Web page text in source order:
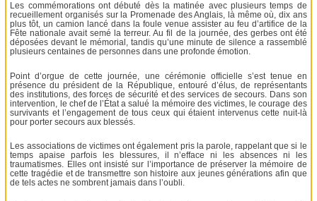
Les commémorations ont débuté dès la matinée avec plusieurs temps de
recueillement organisés sur la Promenade des Anglais, là même où, dix ans
plus tôt, un camion lancé dans la foule venue assister au feu d’artifice de la
Fête nationale avait semé la terreur. Au fil de la journée, des gerbes ont été
déposées devant le mémorial, tandis qu’une minute de silence a rassemblé
plusieurs centaines de personnes dans une profonde émotion.
Point d’orgue de cette journée, une cérémonie officielle s’est tenue en
présence du président de la République, entouré d’élus, de représentants
des institutions, des forces de sécurité et des services de secours. Dans son
intervention, le chef de l’État a salué la mémoire des victimes, le courage des
survivants et l’engagement de tous ceux qui étaient intervenus cette nuit-là
pour porter secours aux blessés.
Les associations de victimes ont également pris la parole, rappelant que si le
temps apaise parfois les blessures, il n’efface ni les absences ni les
traumatismes. Elles ont insisté sur l’importance de préserver la mémoire de
cette tragédie et de transmettre son histoire aux jeunes générations afin que
de tels actes ne sombrent jamais dans l’oubli.